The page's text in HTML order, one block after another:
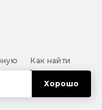
Как найти
сайта
Файлы cookie
Хорошо